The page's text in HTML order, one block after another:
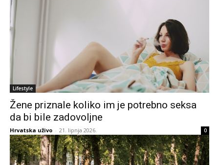
Lifestyle
Žene priznale koliko im je potrebno seksa
da bi bile zadovoljne
Hrvatska uživo - 21. lipnja 2026. 0